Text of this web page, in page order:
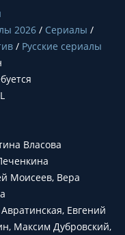
2026 / Сериалы /
/ Русские сериалы
Власова
Моисеев, Вера
Евгений
Максим Дубровский,